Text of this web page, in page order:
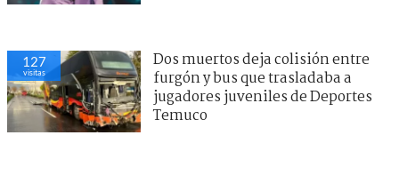
127
visitas
Dos muertos deja colisión entre
furgón y bus que trasladaba a
jugadores juveniles de Deportes
Temuco